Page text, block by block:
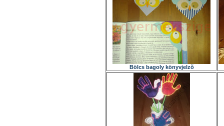
Bölcs bagoly könyvjelzõ